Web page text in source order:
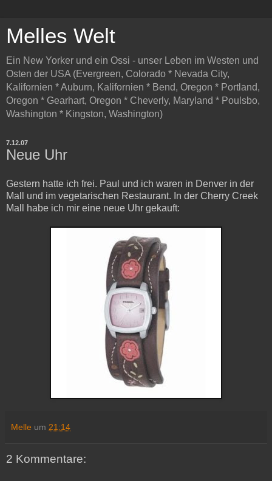
Melles Welt
Ein New Yorker und ein Ossi - unser Leben im Westen und
Osten der USA (Evergreen, Colorado * Nevada City,
Kalifornien * Auburn, Kalifornien * Bend, Oregon * Portland,
Oregon * Gearhart, Oregon * Cheverly, Maryland * Poulsbo,
Washington * Kingston, Washington)
7.12.07
Neue Uhr
Gestern hatte ich frei. Paul und ich waren in Denver in der
Mall und im vegetarischen Restaurant. In der Cherry Creek
Mall habe ich mir eine neue Uhr gekauft:
Melle um 21:14
2 Kommentare: